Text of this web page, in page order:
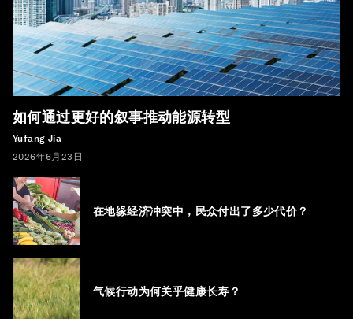
如何通过更好的叙事推动能源转型
Yufang Jia
2026年6月23日
在地缘经济冲突中，民众付出了多少代价？
气候行动为何关乎健康长寿？